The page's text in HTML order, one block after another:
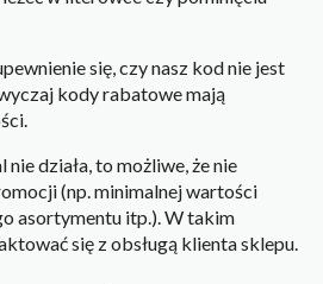
się, czy nasz kod nie jest
kody rabatowe mają
działa, to możliwe, że nie
(np. minimalnej wartości
asortymentu itp.). W takim
się z obsługą klienta sklepu.